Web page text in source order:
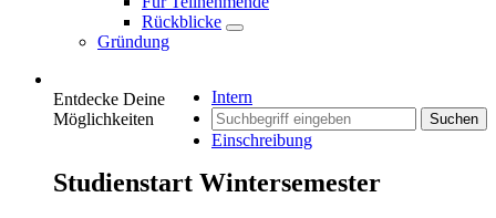
Rückblicke
Gründung
Intern
Suchen
Einschreibung
Entdecke Deine
Möglichkeiten
Studienstart Wintersemester